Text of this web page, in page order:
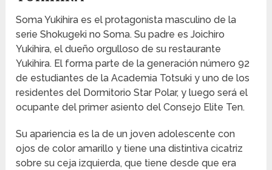
Soma Yukihira es el protagonista masculino de la
serie Shokugeki no Soma. Su padre es Joichiro
Yukihira, el dueño orgulloso de su restaurante
Yukihira. El forma parte de la generación número 92
de estudiantes de la Academia Totsuki y uno de los
residentes del Dormitorio Star Polar, y luego será el
ocupante del primer asiento del Consejo Elite Ten.
Su apariencia es la de un joven adolescente con
ojos de color amarillo y tiene una distintiva cicatriz
sobre su ceja izquierda, que tiene desde que era